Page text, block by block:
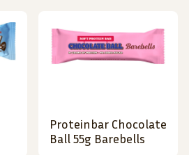
Proteinbar Chocolate
Ball 55g Barebells